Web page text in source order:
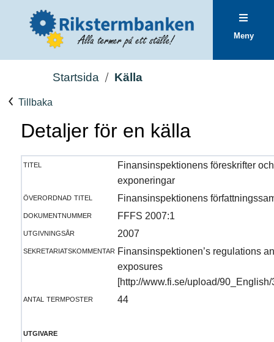
Meny
Startsida Källa
Tillbaka
Detaljer för en källa
titel
Finansinspektionens föreskrifter
exponeringar
överordnad titel
Finansinspektionens
dokumentnummer
FFFS 2007:1
utgivningsår
2007
sekretariatskommentar Finansinspektionen’s regulations
exposures
[http://www.fi.se/upload/
antal termposter
44
utgivare